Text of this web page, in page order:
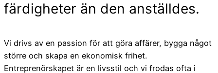
färdigheter än den anställdes.
Vi drivs av en passion för att göra affärer, bygga något
större och skapa en ekonomisk frihet.
Entreprenörskapet är en livsstil och vi frodas ofta i